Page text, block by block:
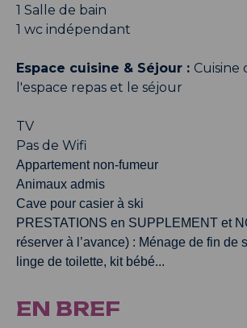
1 Salle de bain
1 wc indépendant
Espace cuisine & Séjour : Cuisine
l'espace repas et le séjour
TV
Pas de Wifi
Appartement non-fumeur
Animaux admis
Cave pour casier à ski
PRESTATIONS en SUPPLEMENT et
réserver à l’avance) : Ménage de fin de
linge de toilette, kit bébé...
EN BREF